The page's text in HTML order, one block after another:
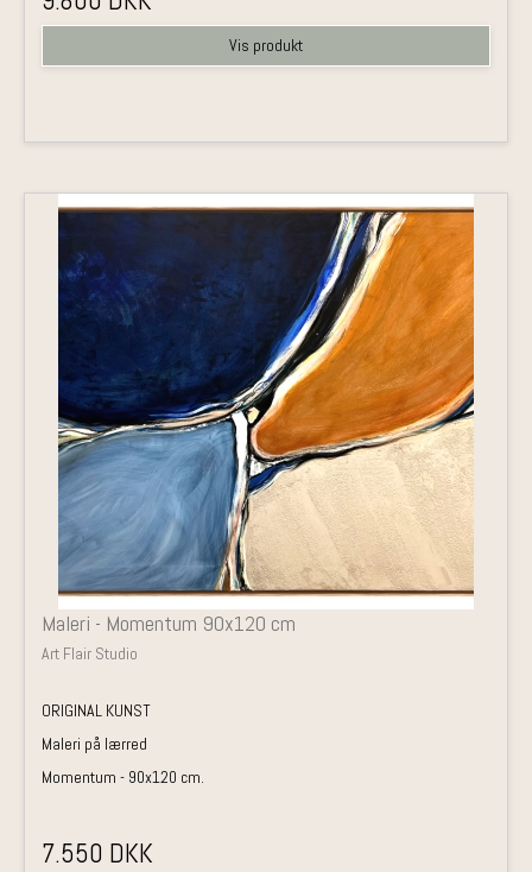
Vis produkt
Maleri - Momentum 90x120 cm
Art Flair Studio
ORIGINAL KUNST
Maleri på lærred
Momentum - 90x120 cm.
7.550 DKK